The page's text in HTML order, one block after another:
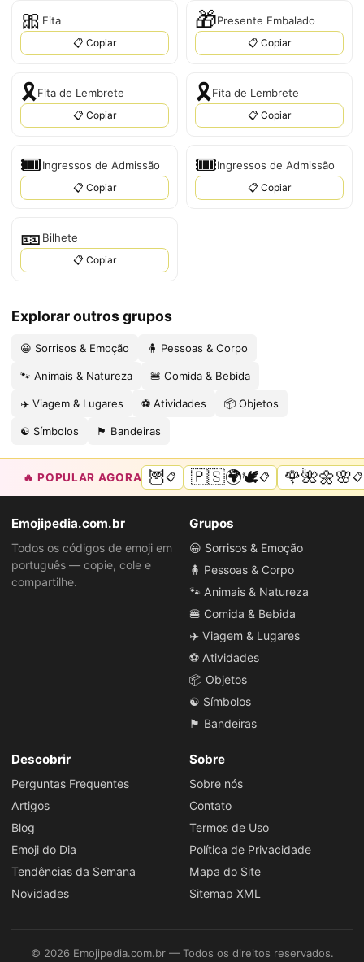
🎀 Fita
📋 Copiar
🎁Presente Embalado
📋 Copiar
🎗️Fita de Lembrete
📋 Copiar
🎗Fita de Lembrete
📋 Copiar
🎟️Ingressos de Admissão
📋 Copiar
🎟Ingressos de Admissão
📋 Copiar
🎫 Bilhete
📋 Copiar
Explorar outros grupos
😀 Sorrisos & Emoção 🧍 Pessoas & Corpo
🐾 Animais & Natureza 🍔 Comida & Bebida
✈️ Viagem & Lugares ⚽ Atividades 📦 Objetos
☯️ Símbolos 🏴 Bandeiras
🔥 POPULAR AGORA 🦉📋 🇵🇸🌍🕊️📋 🌹🌺🌼🌸📋
Emojipedia.com.br
Todos os códigos de emoji em
português — copie, cole e
compartilhe.
Grupos
😀 Sorrisos & Emoção
🧍 Pessoas & Corpo
🐾 Animais & Natureza
🍔 Comida & Bebida
✈️ Viagem & Lugares
⚽ Atividades
📦 Objetos
☯️ Símbolos
🏴 Bandeiras
Descobrir
Perguntas Frequentes
Artigos
Blog
Emoji do Dia
Tendências da Semana
Novidades
Sobre
Sobre nós
Contato
Termos de Uso
Política de Privacidade
Mapa do Site
Sitemap XML
© 2026 Emojipedia.com.br — Todos os direitos reservados.